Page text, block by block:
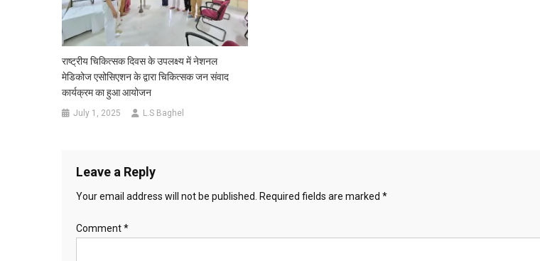
राष्ट्रीय चिकित्सक दिवस के उपलक्ष्य में नेशनल
मेडिकोज एसोसिएशन के द्वारा चिकित्सक जन संवाद
कार्यक्रम का हुआ आयोजन
July 1, 2025 L.S Baghel
Leave a Reply
Your email address will not be published. Required fields are marked *
Comment*